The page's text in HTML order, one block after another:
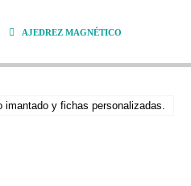
AJEDREZ MAGNÉTICO